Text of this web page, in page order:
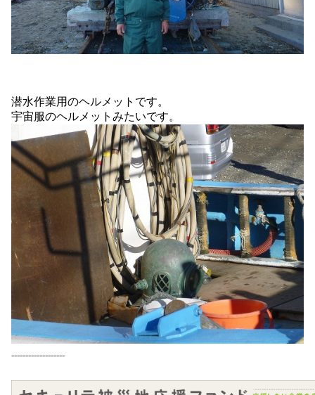
潜水作業用のヘルメットです。
宇宙服のヘルメットみたいです。
-------------------